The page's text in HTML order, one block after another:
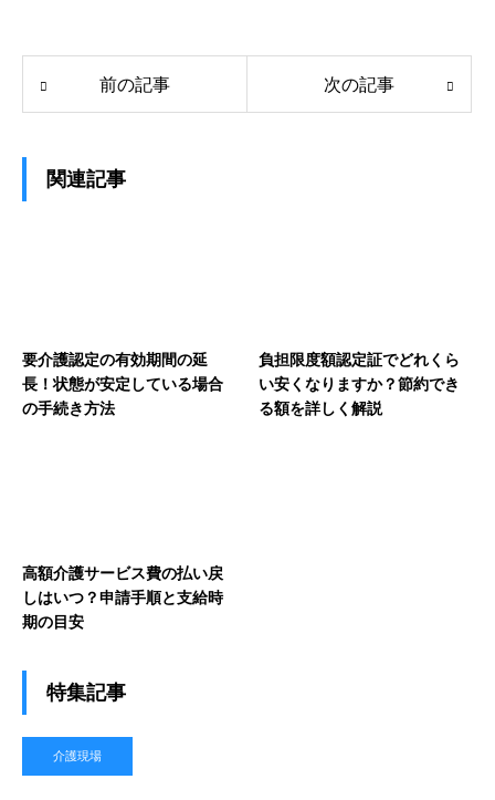
前の記事 次の記事
関連記事
要介護認定の有効期間の延
長！状態が安定している場合
の手続き方法
負担限度額認定証でどれくら
い安くなりますか？節約でき
る額を詳しく解説
高額介護サービス費の払い戻
しはいつ？申請手順と支給時
期の目安
特集記事
介護現場